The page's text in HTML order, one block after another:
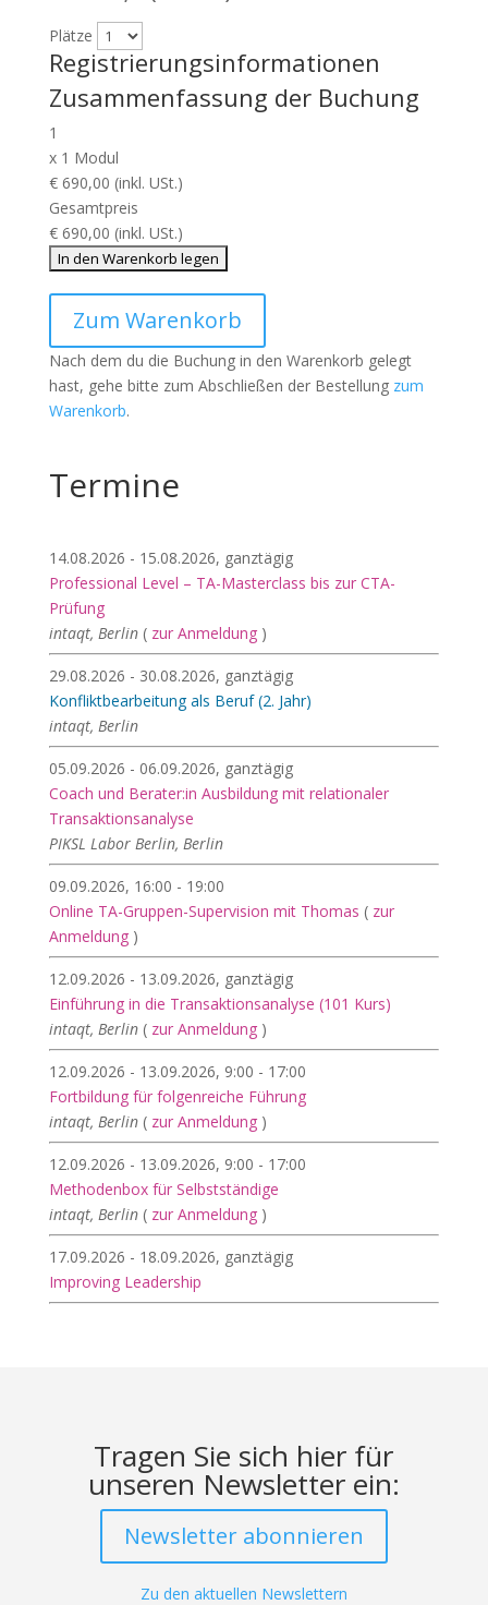
Plätze
Registrierungsinformationen
Zusammenfassung der Buchung
1
x1 Modul
€ 690,00 (inkl. USt.)
Gesamtpreis
€ 690,00 (inkl. USt.)
Zum Warenkorb
Nach dem du die Buchung in den Warenkorb gelegt
hast, gehe bitte zum Abschließen der Bestellung zum
Warenkorb.
Termine
14.08.2026 - 15.08.2026, ganztägig
Professional Level – TA-Masterclass bis zur CTA-
Prüfung
intaqt, Berlin ( zur Anmeldung)
29.08.2026 - 30.08.2026, ganztägig
Konfliktbearbeitung als Beruf (2. Jahr)
intaqt, Berlin
05.09.2026 - 06.09.2026, ganztägig
Coach und Berater:in Ausbildung mit relationaler
Transaktionsanalyse
PIKSL Labor Berlin, Berlin
09.09.2026, 16:00 - 19:00
Online TA-Gruppen-Supervision mit Thomas ( zur
Anmeldung)
12.09.2026 - 13.09.2026, ganztägig
Einführung in die Transaktionsanalyse (101 Kurs)
intaqt, Berlin ( zur Anmeldung)
12.09.2026 - 13.09.2026, 9:00 - 17:00
Fortbildung für folgenreiche Führung
intaqt, Berlin ( zur Anmeldung)
12.09.2026 - 13.09.2026, 9:00 - 17:00
Methodenbox für Selbstständige
intaqt, Berlin ( zur Anmeldung)
17.09.2026 - 18.09.2026, ganztägig
Improving Leadership
Tragen Sie sich hier für
unseren Newsletter ein:
Newsletter abonnieren
Zu den aktuellen Newslettern